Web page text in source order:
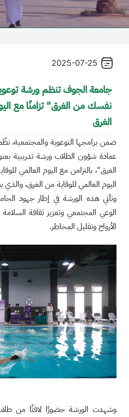
2025-07-25
جامعة الجوف تنظم ورشة
نفسك من الغرق" تزامنًا مع
الغرق
ضمن برامجها التوعوية والمجتمعية،
عمادة شؤون الطلاب ورشة تدريبية
الغرق"، بالتزامن مع اليوم العالمي
وتأتي هذه الورشة في إطار جهود
الوعي المجتمعي وتعزيز ثقافة
الأرواح وتقليل المخاطر.
وشهدت الورشة حضورًا لافتًا من